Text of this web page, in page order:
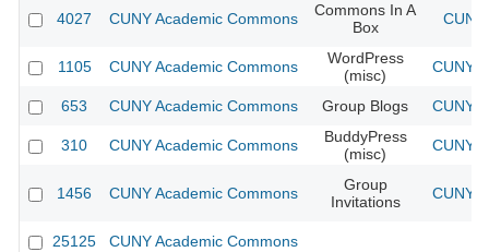
4027 CUNY Academic Commons
Commons In A
Box
1105 CUNY Academic Commons
WordPress
(misc)
CUNY
653 CUNY Academic Commons Group Blogs CUNY
310 CUNY Academic Commons
BuddyPress
(misc)
CUNY
1456 CUNY Academic Commons
Group
Invitations
CUNY
25125 CUNY Academic Commons